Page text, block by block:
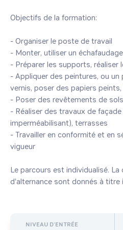
Objectifs de la formation:
- Organiser le poste de travail
- Monter, utiliser un échafaudage
- Préparer les supports, réaliser
- Appliquer des peintures, ou
vernis, poser des papiers
- Poser des revêtements de
- Réaliser des travaux de
imperméabilisant), terrasses
- Travailler en conformité et en
vigueur
Le parcours est individualisé.
d'alternance sont donnés à titre
NIVEAU D'ENTRÉE